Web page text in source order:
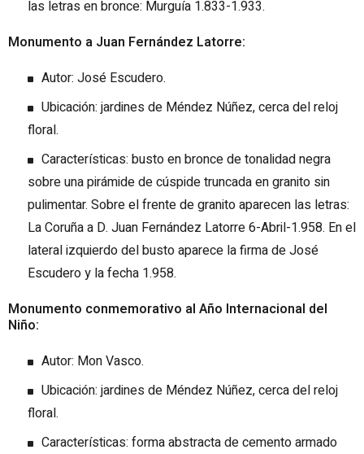
las letras en bronce: Murguía 1.833-1.933.
Monumento a Juan Fernández Latorre:
Autor: José Escudero.
Ubicación: jardines de Méndez Núñez, cerca del reloj
floral.
Características: busto en bronce de tonalidad negra
sobre una pirámide de cúspide truncada en granito sin
pulimentar. Sobre el frente de granito aparecen las letras:
La Coruña a D. Juan Fernández Latorre 6-Abril-1.958. En el
lateral izquierdo del busto aparece la firma de José
Escudero y la fecha 1.958.
Monumento conmemorativo al Año Internacional del
Niño:
Autor: Mon Vasco.
Ubicación: jardines de Méndez Núñez, cerca del reloj
floral.
Características: forma abstracta de cemento armado